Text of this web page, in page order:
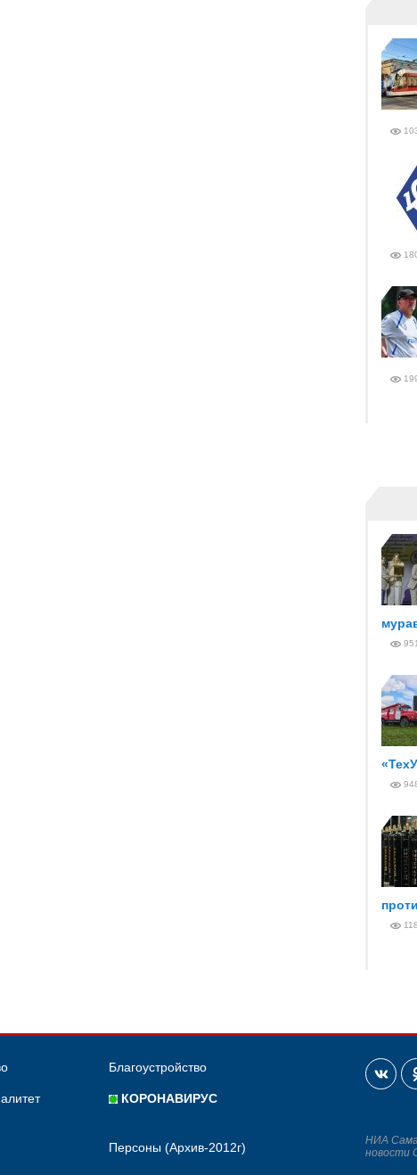
951
Благоустройство
КОРОНАВИРУС
Персоны (Архив-2012г)
НИА
новости